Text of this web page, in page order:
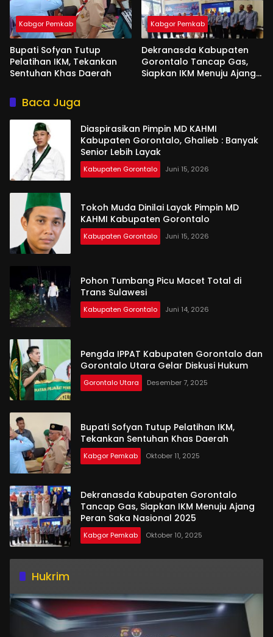
Kabgor Pemkab
Bupati Sofyan Tutup
Pelatihan IKM, Tekankan
Sentuhan Khas Daerah
Kabgor Pemkab
Dekranasda Kabupaten
Gorontalo Tancap Gas,
Siapkan IKM Menuju Ajang
Baca Juga
Diaspirasikan Pimpin MD KAHMI
Kabupaten Gorontalo, Ghalieb : Banyak
Senior Lebih Layak
Kabupaten Gorontalo Juni 15, 2026
Tokoh Muda Dinilai Layak Pimpin MD
KAHMI Kabupaten Gorontalo
Kabupaten Gorontalo Juni 15, 2026
Pohon Tumbang Picu Macet Total di
Trans Sulawesi
Kabupaten Gorontalo Juni 14, 2026
Pengda IPPAT Kabupaten Gorontalo dan
Gorontalo Utara Gelar Diskusi Hukum
Gorontalo Utara Desember 7, 2025
Bupati Sofyan Tutup Pelatihan IKM,
Tekankan Sentuhan Khas Daerah
Kabgor Pemkab Oktober 11, 2025
Dekranasda Kabupaten Gorontalo
Tancap Gas, Siapkan IKM Menuju Ajang
Peran Saka Nasional 2025
Kabgor Pemkab Oktober 10, 2025
Hukrim